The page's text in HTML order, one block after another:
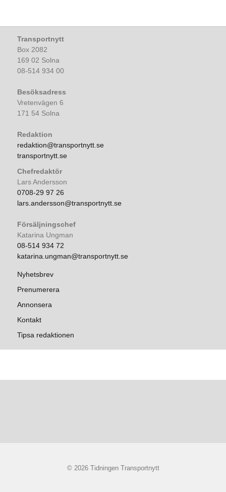
Transportnytt
Box 2082
169 02 Solna
08-514 934 00
Besöksadress
Vretenvägen 6
171 54 Solna
Redaktion
redaktion@transportnytt.se
transportnytt.se
Chefredaktör
Lars Andersson
0708-29 97 26
lars.andersson@transportnytt.se
Försäljningschef
Katarina Ungman
08-514 934 72
katarina.ungman@transportnytt.se
Nyhetsbrev
Prenumerera
Annonsera
Kontakt
Tipsa redaktionen
© 2026 Tidningen Transportnytt